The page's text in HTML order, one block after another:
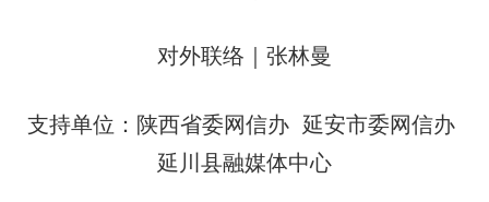
对外联络｜张林曼
支持单位：陕西省委网信办 延安市委网信办
延川县融媒体中心